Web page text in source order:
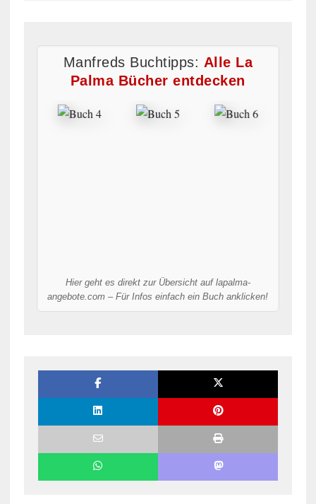
Manfreds Buchtipps: Alle La
Palma Bücher entdecken
Hier geht es direkt zur Übersicht auf lapalma-
angebote.com – Für Infos einfach ein Buch anklicken!